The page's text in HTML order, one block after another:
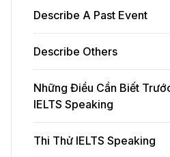
Describe A Past Event
Describe Others
Những Điều Cần Biết
IELTS Speaking
Thi Thử IELTS Speaking